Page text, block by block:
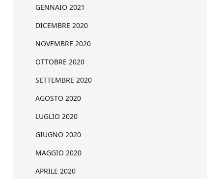
GENNAIO 2021
DICEMBRE 2020
NOVEMBRE 2020
OTTOBRE 2020
SETTEMBRE 2020
AGOSTO 2020
LUGLIO 2020
GIUGNO 2020
MAGGIO 2020
APRILE 2020